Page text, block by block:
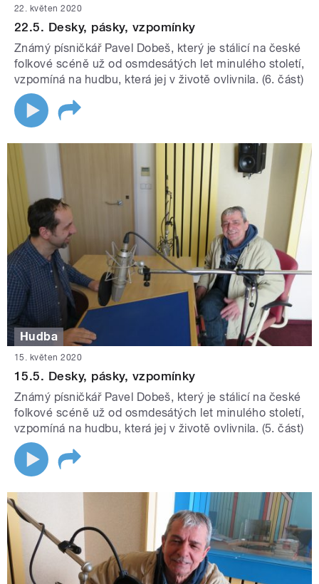
22. květen 2020
22.5. Desky, pásky, vzpomínky
Známý písničkář Pavel Dobeš, který je stálicí na české
folkové scéně už od osmdesátých let minulého století,
vzpomíná na hudbu, která jej v životě ovlivnila. (6. část)
Hudba
15. květen 2020
15.5. Desky, pásky, vzpomínky
Známý písničkář Pavel Dobeš, který je stálicí na české
folkové scéně už od osmdesátých let minulého století,
vzpomíná na hudbu, která jej v životě ovlivnila. (5. část)